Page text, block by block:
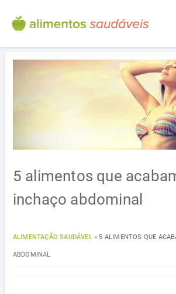
5 alimentos que
inchaço abdominal
ALIMENTAÇÃO SAUDÁVEL» 5 ALIMENTOS QUE
ABDOMINAL